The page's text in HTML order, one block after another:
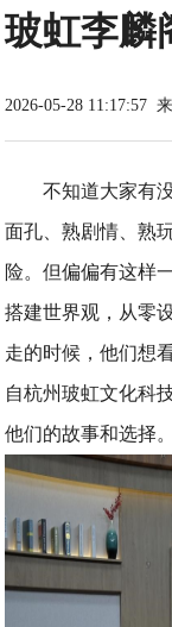
玻虹李麟
2026-05-28 11:17:57
不知道大家有
面孔、熟剧情、熟
险。但偏偏有这样
搭建世界观，从零
走的时候，他们想
自杭州玻虹文化科
他们的故事和选择。